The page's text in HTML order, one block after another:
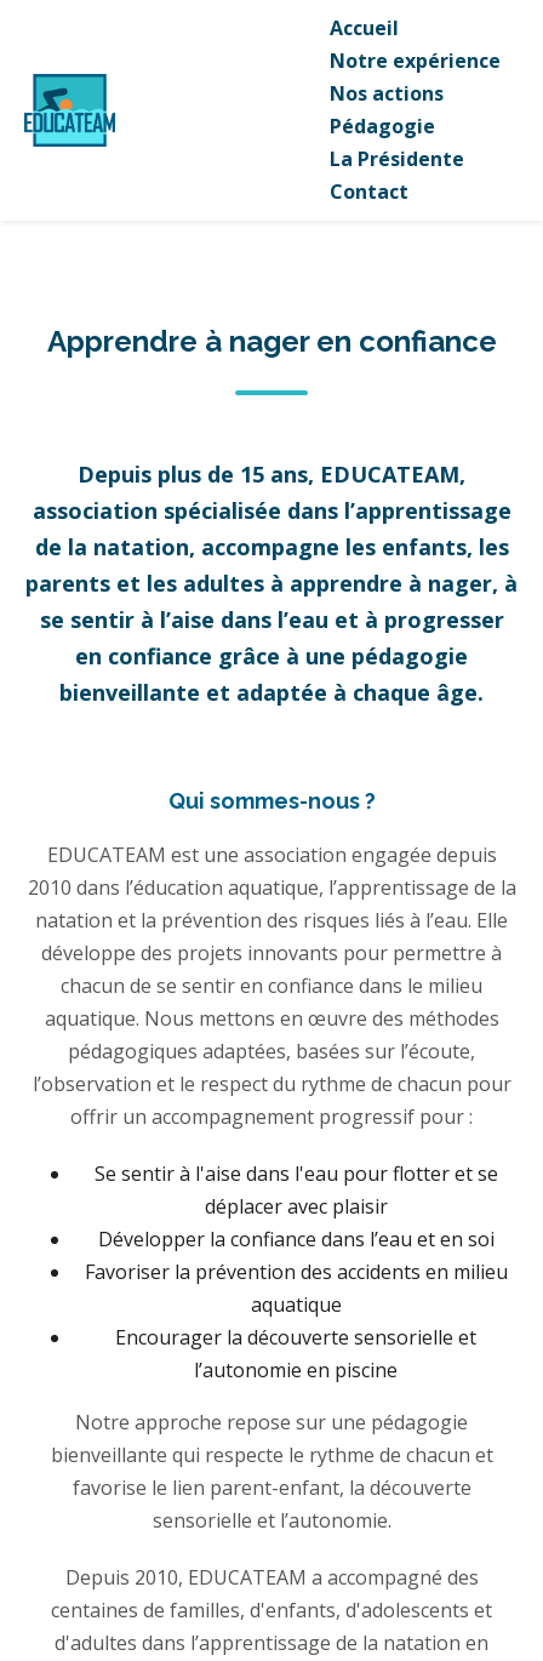
Accueil
Notre expérience
Nos actions
Pédagogie
La Présidente
Contact
Apprendre à nager en confiance
Depuis plus de 15 ans, EDUCATEAM,
association spécialisée dans l’apprentissage
de la natation, accompagne les enfants, les
parents et les adultes à apprendre à nager, à
se sentir à l’aise dans l’eau et à progresser
en confiance grâce à une pédagogie
bienveillante et adaptée à chaque âge.
Qui sommes-nous ?
EDUCATEAM est une association engagée depuis
2010 dans l’éducation aquatique, l’apprentissage de la
natation et la prévention des risques liés à l’eau. Elle
développe des projets innovants pour permettre à
chacun de se sentir en confiance dans le milieu
aquatique. Nous mettons en œuvre des méthodes
pédagogiques adaptées, basées sur l’écoute,
l’observation et le respect du rythme de chacun pour
offrir un accompagnement progressif pour :
Se sentir à l'aise dans l'eau pour flotter et se
déplacer avec plaisir
Développer la confiance dans l’eau et en soi
Favoriser la prévention des accidents en milieu
aquatique
Encourager la découverte sensorielle et
l’autonomie en piscine
Notre approche repose sur une pédagogie
bienveillante qui respecte le rythme de chacun et
favorise le lien parent-enfant, la découverte
sensorielle et l’autonomie.
Depuis 2010, EDUCATEAM a accompagné des
centaines de familles, d'enfants, d'adolescents et
d'adultes dans l’apprentissage de la natation en